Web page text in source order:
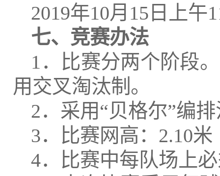
2019年10月15日上
七、竞赛办法
1．比赛分两个阶段
用交叉淘汰制。
2．采用“贝格尔”编
3．比赛网高：2.10米
4．比赛中每队场上